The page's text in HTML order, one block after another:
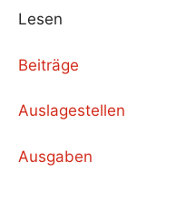
Lesen
Beiträge
Auslagestellen
Ausgaben